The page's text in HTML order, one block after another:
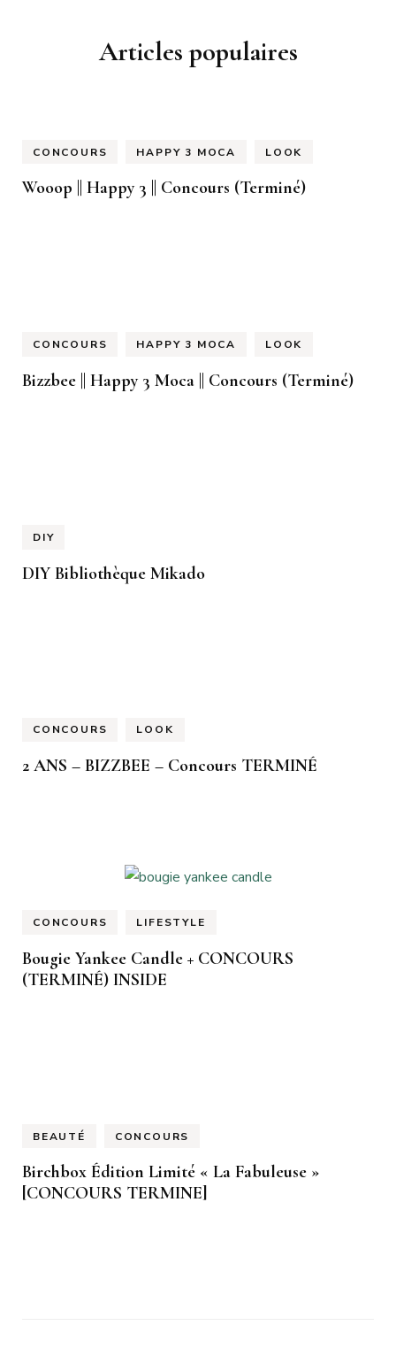
Articles populaires
CONCOURS HAPPY 3 MOCA LOOK
Wooop || Happy 3 || Concours (Terminé)
CONCOURS HAPPY 3 MOCA LOOK
Bizzbee || Happy 3 Moca || Concours (Terminé)
DIY
DIY Bibliothèque Mikado
CONCOURS LOOK
2 ANS – BIZZBEE – Concours TERMINÉ
CONCOURS LIFESTYLE
Bougie Yankee Candle + CONCOURS
(TERMINÉ) INSIDE
BEAUTÉ CONCOURS
Birchbox Édition Limité « La Fabuleuse »
[CONCOURS TERMINE]